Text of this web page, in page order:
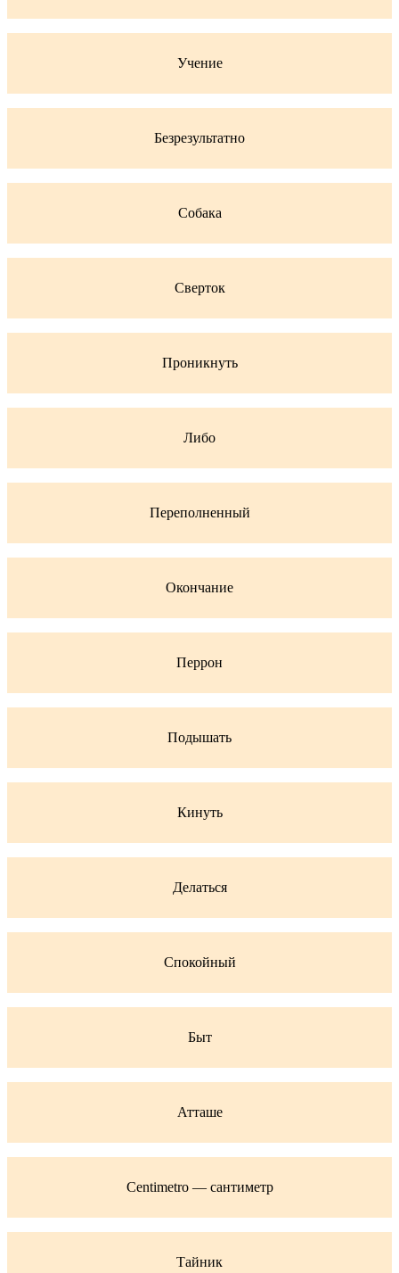
Учение
Безрезультатно
Собака
Сверток
Проникнуть
Либо
Переполненный
Окончание
Перрон
Подышать
Кинуть
Делаться
Спокойный
Быт
Атташе
Centimetro — сантиметр
Тайник